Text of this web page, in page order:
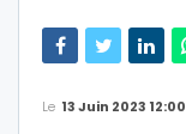
Le 13 Juin 2023 12:00